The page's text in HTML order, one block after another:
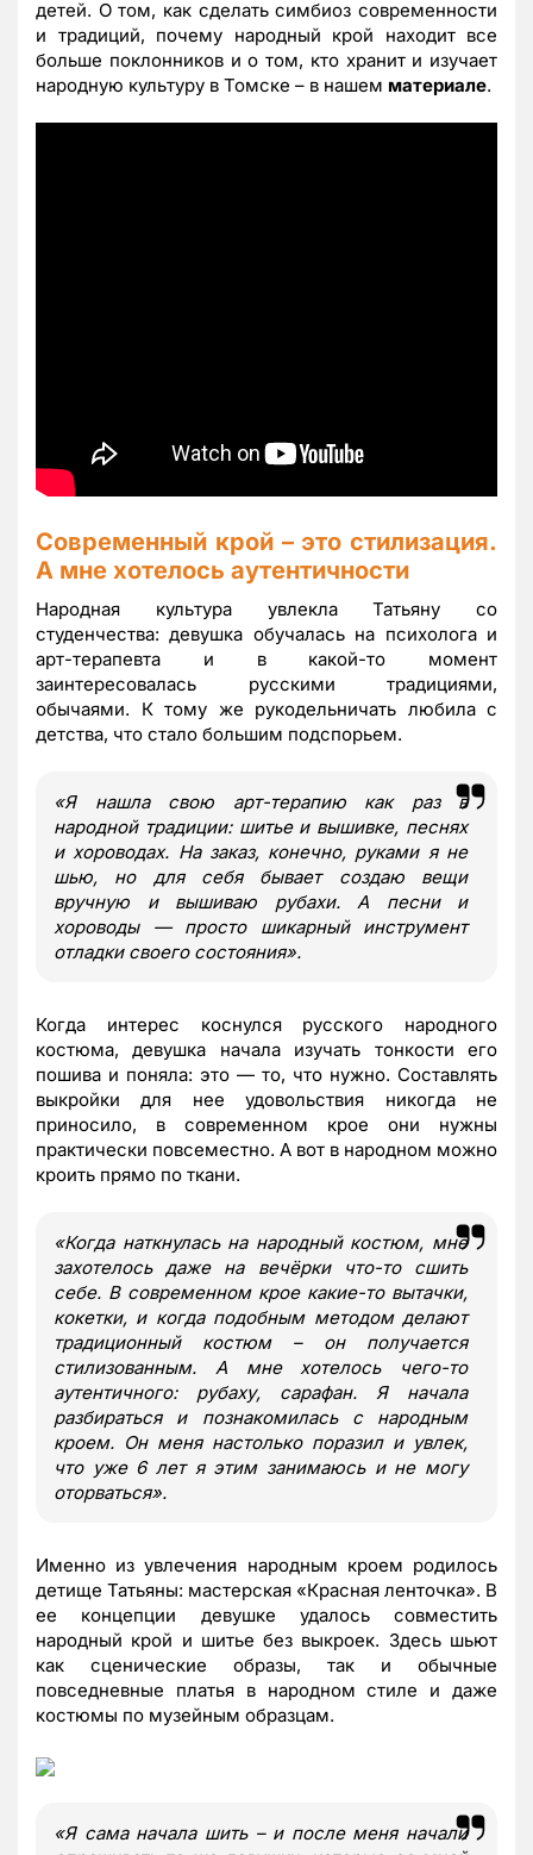
детей. О том, как сделать симбиоз современности
и традиций, почему народный крой находит все
больше поклонников и о том, кто хранит и изучает
народную культуру в Томске – в нашем материале.
Современный крой – это стилизация.
А мне хотелось аутентичности
Народная культура увлекла Татьяну со
студенчества: девушка обучалась на психолога и
арт-терапевта и в какой-то момент
заинтересовалась русскими традициями,
обычаями. К тому же рукодельничать любила с
детства, что стало большим подспорьем.
«Я нашла свою арт-терапию как раз в
народной традиции: шитье и вышивке, песнях
и хороводах. На заказ, конечно, руками я не
шью, но для себя бывает создаю вещи
вручную и вышиваю рубахи. А песни и
хороводы — просто шикарный инструмент
отладки своего состояния».
Когда интерес коснулся русского народного
костюма, девушка начала изучать тонкости его
пошива и поняла: это — то, что нужно. Составлять
выкройки для нее удовольствия никогда не
приносило, в современном крое они нужны
практически повсеместно. А вот в народном можно
кроить прямо по ткани.
«Когда наткнулась на народный костюм, мне
захотелось даже на вечёрки что-то сшить
себе. В современном крое какие-то вытачки,
кокетки, и когда подобным методом делают
традиционный костюм – он получается
стилизованным. А мне хотелось чего-то
аутентичного: рубаху, сарафан. Я начала
разбираться и познакомилась с народным
кроем. Он меня настолько поразил и увлек,
что уже 6 лет я этим занимаюсь и не могу
оторваться».
Именно из увлечения народным кроем родилось
детище Татьяны: мастерская «Красная ленточка». В
ее концепции девушке удалось совместить
народный крой и шитье без выкроек. Здесь шьют
как сценические образы, так и обычные
повседневные платья в народном стиле и даже
костюмы по музейным образцам.
«Я сама начала шить – и после меня начали